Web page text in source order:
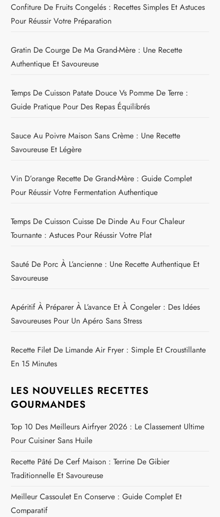
Confiture De Fruits Congelés : Recettes Simples Et Astuces
Pour Réussir Votre Préparation
Gratin De Courge De Ma Grand-Mère : Une Recette
Authentique Et Savoureuse
Temps De Cuisson Patate Douce Vs Pomme De Terre :
Guide Pratique Pour Des Repas Équilibrés
Sauce Au Poivre Maison Sans Crème : Une Recette
Savoureuse Et Légère
Vin D’orange Recette De Grand-Mère : Guide Complet
Pour Réussir Votre Fermentation Authentique
Temps De Cuisson Cuisse De Dinde Au Four Chaleur
Tournante : Astuces Pour Réussir Votre Plat
Sauté De Porc À L’ancienne : Une Recette Authentique Et
Savoureuse
Apéritif À Préparer À L’avance Et À Congeler : Des Idées
Savoureuses Pour Un Apéro Sans Stress
Recette Filet De Limande Air Fryer : Simple Et Croustillante
En 15 Minutes
LES NOUVELLES RECETTES
GOURMANDES
Top 10 Des Meilleurs Airfryer 2026 : Le Classement Ultime
Pour Cuisiner Sans Huile
Recette Pâté De Cerf Maison : Terrine De Gibier
Traditionnelle Et Savoureuse
Meilleur Cassoulet En Conserve : Guide Complet Et
Comparatif